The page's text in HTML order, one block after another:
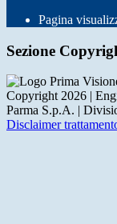
Pagina
Sezione
Copyright 2026 |
Parma S.p.A. |
Disclaimer